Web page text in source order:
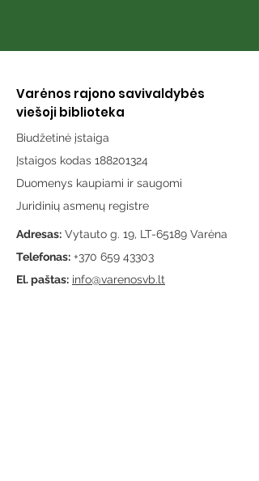
Varėnos rajono savivaldybės
viešoji biblioteka
Biudžetinė įstaiga
Įstaigos kodas 188201324
Duomenys kaupiami ir saugomi
Juridinių asmenų registre
Adresas: Vytauto g. 19, LT-65189 Varėna
Telefonas: +370 659 43303
El. paštas: info@varenosvb.lt